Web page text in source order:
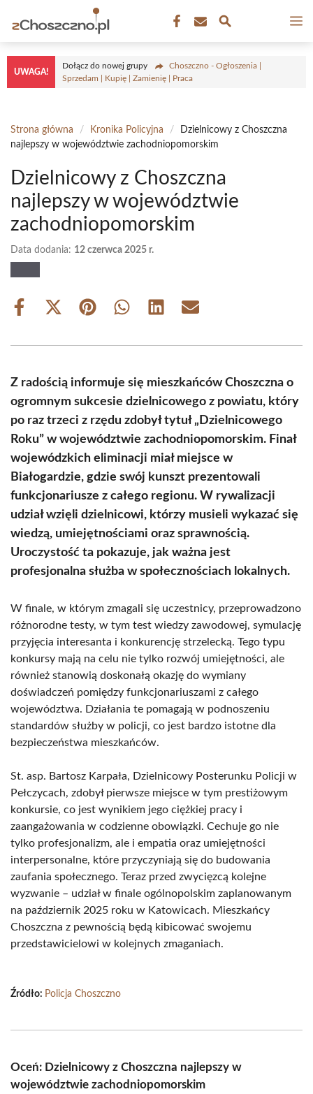
treści
UWAGA!
Dołącz do nowej grupy
Choszczno - Ogłoszenia |
Sprzedam | Kupię | Zamienię | Praca
Strona główna / Kronika Policyjna /
Dzielnicowy z Choszczna
najlepszy w województwie zachodniopomorskim
Dzielnicowy z Choszczna
najlepszy w województwie
zachodniopomorskim
Data dodania: 12 czerwca 2025 r.
Share
Share
(Twitter)
Share Share Share Share
Z radością informuje się mieszkańców Choszczna o
ogromnym sukcesie dzielnicowego z powiatu, który
po raz trzeci z rzędu zdobył tytuł „Dzielnicowego
Roku” w województwie zachodniopomorskim. Finał
wojewódzkich eliminacji miał miejsce w
Białogardzie, gdzie swój kunszt prezentowali
funkcjonariusze z całego regionu. W rywalizacji
udział wzięli dzielnicowi, którzy musieli wykazać się
wiedzą, umiejętnościami oraz sprawnością.
Uroczystość ta pokazuje, jak ważna jest
profesjonalna służba w społecznościach lokalnych.
W finale, w którym zmagali się uczestnicy, przeprowadzono
różnorodne testy, w tym test wiedzy zawodowej, symulację
przyjęcia interesanta i konkurencję strzelecką. Tego typu
konkursy mają na celu nie tylko rozwój umiejętności, ale
również stanowią doskonałą okazję do wymiany
doświadczeń pomiędzy funkcjonariuszami z całego
województwa. Działania te pomagają w podnoszeniu
standardów służby w policji, co jest bardzo istotne dla
bezpieczeństwa mieszkańców.
St. asp. Bartosz Karpała, Dzielnicowy Posterunku Policji w
Pełczycach, zdobył pierwsze miejsce w tym prestiżowym
konkursie, co jest wynikiem jego ciężkiej pracy i
zaangażowania w codzienne obowiązki. Cechuje go nie
tylko profesjonalizm, ale i empatia oraz umiejętności
interpersonalne, które przyczyniają się do budowania
zaufania społecznego. Teraz przed zwycięzcą kolejne
wyzwanie – udział w finale ogólnopolskim zaplanowanym
na październik 2025 roku w Katowicach. Mieszkańcy
Choszczna z pewnością będą kibicować swojemu
przedstawicielowi w kolejnych zmaganiach.
Źródło: Policja Choszczno
Oceń: Dzielnicowy z Choszczna najlepszy w
województwie zachodniopomorskim